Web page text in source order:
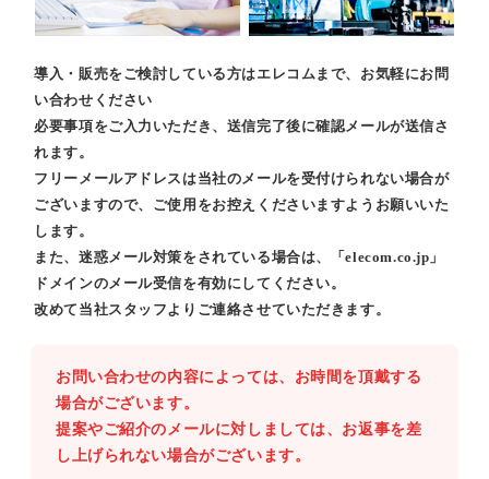
導入・販売をご検討している方はエレコムまで、お気軽にお問
い合わせください
必要事項をご入力いただき、送信完了後に確認メールが送信さ
れます。
フリーメールアドレスは当社のメールを受付けられない場合が
ございますので、ご使用をお控えくださいますようお願いいた
します。
また、迷惑メール対策をされている場合は、「elecom.co.jp」
ドメインのメール受信を有効にしてください。
改めて当社スタッフよりご連絡させていただきます。
お問い合わせの内容によっては、お時間を頂戴する
場合がございます。
提案やご紹介のメールに対しましては、お返事を差
し上げられない場合がございます。